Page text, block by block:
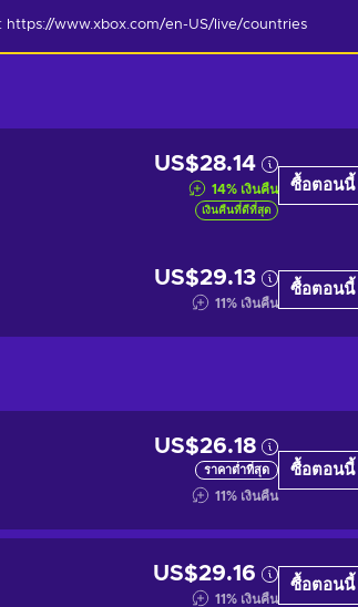
https://www.xbox.com/en-US/live/countries
US$28.14
14% เงินคืน
เงินคืนที่ดีที่สุด
ซื้อตอนนี้
US$29.13
11% เงินคืน
ซื้อตอนนี้
US$26.18
ราคาต่ำที่สุด
11% เงินคืน
ซื้อตอนนี้
US$29.16
11% เงินคืน
ซื้อตอนนี้